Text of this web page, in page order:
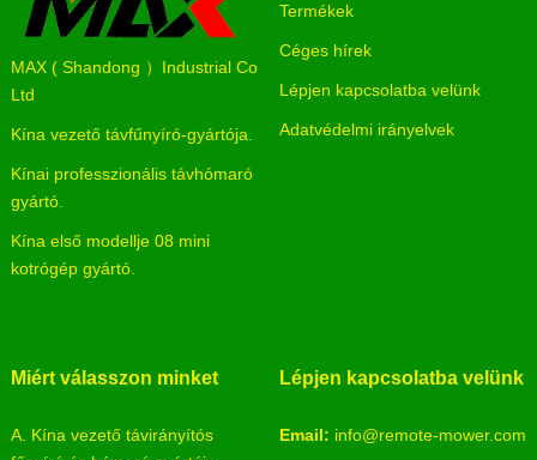
MAX ( Shandong ）Industrial Co
Ltd
Kína vezető távfűnyíró-gyártója.
Kínai professzionális távhómaró
gyártó.
Kína első modellje 08 mini
kotrógép gyártó.
Termékek
Céges hírek
Lépjen kapcsolatba velünk
Adatvédelmi irányelvek
Miért válasszon minket
A. Kína vezető távirányítós
Lépjen kapcsolatba velünk
Email: info@remote-mower.com